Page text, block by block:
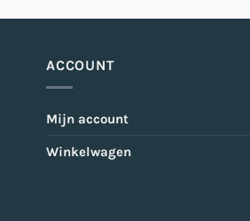
ACCOUNT
Mijn account
Winkelwagen